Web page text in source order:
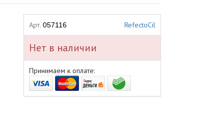
Арт. 057116 RefectoCil
Нет в наличии
Принимаем к оплате: